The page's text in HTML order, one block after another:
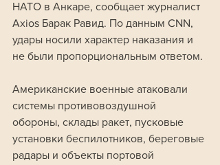
НАТО в Анкаре, сообщает журналист
Axios Барак Равид. По данным CNN,
удары носили характер наказания и
не были пропорциональным ответом.
Американские военные атаковали
системы противовоздушной
обороны, склады ракет, пусковые
установки беспилотников, береговые
радары и объекты портовой